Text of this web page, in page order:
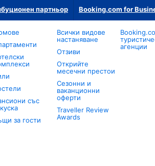
партньор Booking.com for
със
за гости
Всички видове
настаняване
Отзиви
Открийте
месечни престои
Сезонни и
ваканционни
оферти
Traveller Review
Awards
агенции